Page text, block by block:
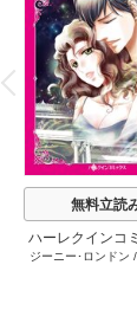
P
r
e
i
o
u
s
無料立読
ハーレクインコ
セット 2026年
ジーニー･ロンドン /